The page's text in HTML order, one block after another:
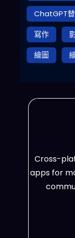
ChatGPT
寫作
繪圖
Cross-
apps for